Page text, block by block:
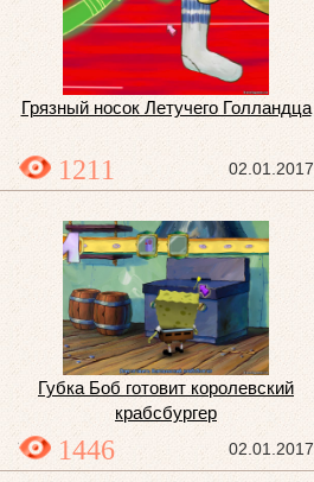
Грязный носок Летучего Голландца
02.01.2017
1211
Губка Боб готовит королевский
крабсбургер
02.01.2017
1446